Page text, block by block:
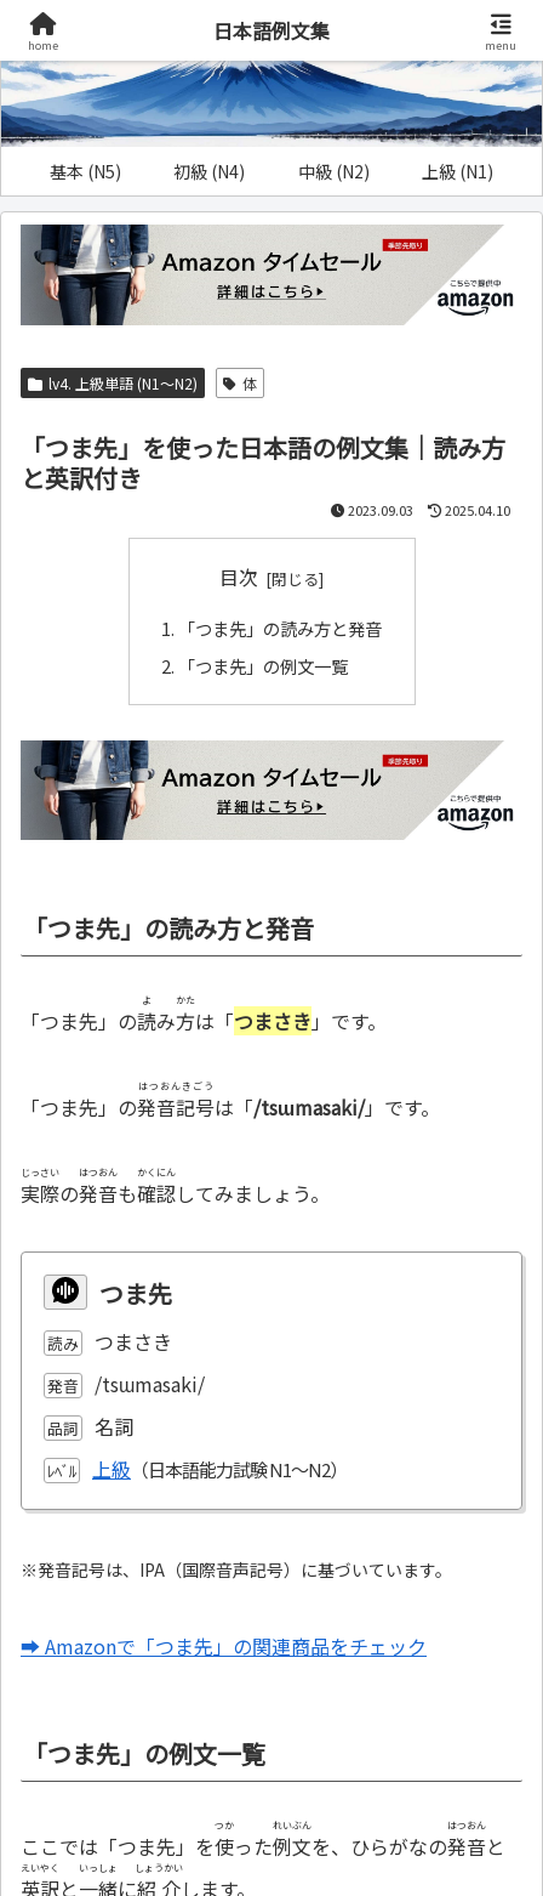
基本 (N5) 初級 (N4) 中級 (N2) 上級 (N1)
lv4. 上級単語 (N1～N2) 体
「つま先」を使った日本語の例文集｜読み方
と英訳付き
2023.09.03 2025.04.10
目次
「つま先」の読み方と発音
「つま先」の例文一覧
「つま先」の読み方と発音
「つま先」の読
よ
み方
かた
は「つまさき 」です。
「つま先」の発音記号
はつおんきごう
は「/tsɯmasaki/」です。
実際
じっさい
の発音
はつおん
も確認
かくにん
してみましょう。
つま先
読み つまさき
発音 /tsɯmasaki/
品詞 名詞
ﾚﾍﾞﾙ 上級
※発音記号は、IPA（国際音声記号）に基づいています。
➡ Amazonで「つま先」の関連商品をチェック
「つま先」の例文一覧
ここでは「つま先」を使
つか
った例文
れいぶん
を、ひらがなの発音
はつおん
と
英訳
えいやく
と一緒
いっしょ
に紹介
しょうかい
します。
home
日本語例文集
menu